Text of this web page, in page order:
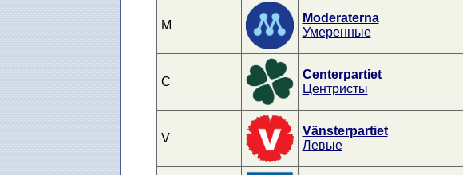
M
Moderaterna
Умеренные
C
Centerpartiet
Центристы
V
Vänsterpartiet
Левые